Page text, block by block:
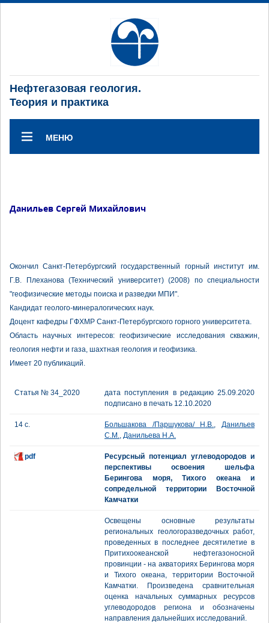
Нефтегазовая геология.
Теория и практика
МЕНЮ
Данильев Сергей Михайлович
Окончил Санкт-Петербургский государственный горный институт им.
Г.В. Плеханова (Технический университет) (2008) по специальности
"геофизические методы поиска и разведки МПИ".
Кандидат геолого-минералогических наук.
Доцент кафедры ГФХМР Санкт-Петербургского горного университета.
Область научных интересов: геофизические исследования скважин,
геология нефти и газа, шахтная геология и геофизика.
Имеет 20 публикаций.
Статья № 34_2020
дата поступления в редакцию 25.09.2020
подписано в печать 12.10.2020
14 с. Большакова /Паршукова/ Н.В.,Данильев
С.М., Данильева Н.А.
pdf
Ресурсный потенциал углеводородов и
перспективы освоения шельфа
Берингова моря, Тихого океана и
сопредельной территории Восточной
Камчатки
Освещены основные результаты
региональных геологоразведочных работ,
проведенных в последнее десятилетие в
Притихоокеанской нефтегазоносной
провинции - на акваториях Берингова моря
и Тихого океана, территории Восточной
Камчатки. Произведена сравнительная
оценка начальных суммарных ресурсов
углеводородов региона и обозначены
направления дальнейших исследований.